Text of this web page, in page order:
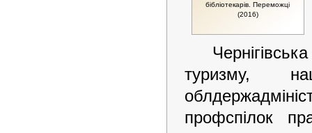
бібліотекарів. Переможці
(2016)
туризму,
профспілок